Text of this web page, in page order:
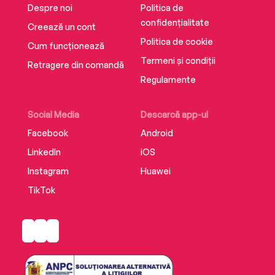
Despre noi
Creează un cont
Cum funcționează
Retragere din comandă
Social Media
Facebook
LinkedIn
Instagram
TikTok
Descarcă app-ul
Android
iOS
Huawei
Politica de
confidențialitate
Politica de cookie
Termeni și condiții
Regulamente